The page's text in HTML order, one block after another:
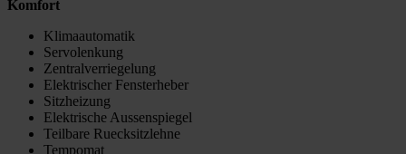
Komfort
Klimaautomatik
Servolenkung
Zentralverriegelung
Elektrischer Fensterheber
Sitzheizung
Elektrische Aussenspiegel
Teilbare Ruecksitzlehne
Tempomat